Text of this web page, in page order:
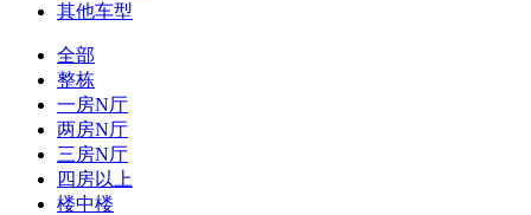
其他车型
全部
整栋
一房N厅
两房N厅
三房N厅
四房以上
楼中楼